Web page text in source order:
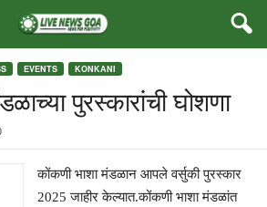
EVENTS KONKANI
पुरस्कारांची घोशणा
कोंकणी भाशा मंडळान आपले वर्सुकी पुरस्कार
2025 जाहीर केल्यात.कोंकणी भाशा मंडळांत